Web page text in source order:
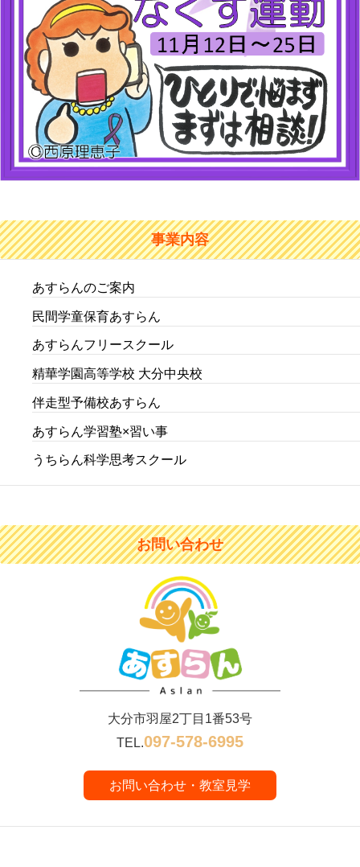
事業内容
あすらんのご案内
民間学童保育あすらん
あすらんフリースクール
精華学園高等学校 大分中央校
伴走型予備校あすらん
あすらん学習塾×習い事
うちらん科学思考スクール
お問い合わせ
大分市羽屋2丁目1番53号
TEL.097-578-6995
お問い合わせ・教室見学